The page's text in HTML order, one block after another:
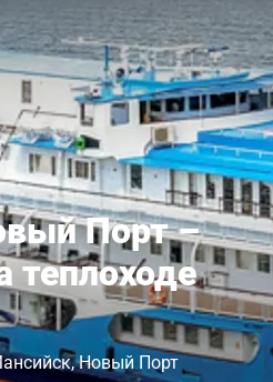
Порт –
теплоходе
Новый Порт